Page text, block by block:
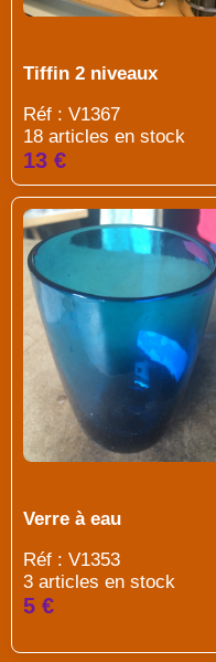
Tiffin 2 niveaux
Réf : V1367
18 articles en stock
13 €
Verre à eau
Réf : V1353
3 articles en stock
5 €